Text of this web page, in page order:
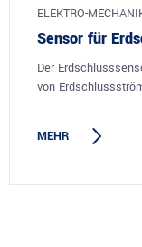
ELEKTRO-
Sensor für
Der
von
MEHR